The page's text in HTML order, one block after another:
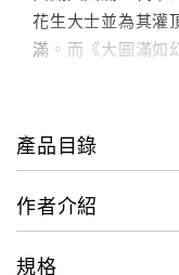
花生大士並為其灌
滿。而《大圓滿如
與《大圓滿禪定
作，也是修持大圓
本書主要講述內容
而無自性的內容作
在八個比喻裡：
產品目錄
作者介紹
規格